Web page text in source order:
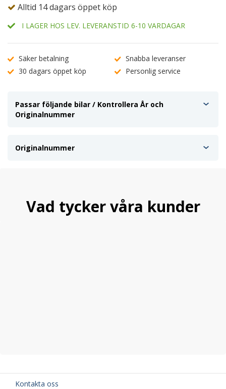
Alltid 14 dagars öppet köp
I LAGER HOS LEV. LEVERANSTID 6-10 VARDAGAR
Säker betalning
Snabba leveranser
30 dagars öppet köp
Personlig service
Passar följande bilar / Kontrollera År och
Originalnummer
Originalnummer
Vad tycker våra kunder
Kontakta oss